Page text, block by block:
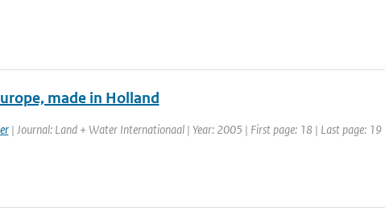
made in Holland
| Journal: Land + Water Internationaal | Year: 2005 | First page: 18 | Last page: 19